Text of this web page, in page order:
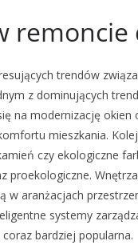
trendów
z dominujących
na modernizację
mieszkania.
czy ekologiczne
proekologiczne.
aranżacjach
systemy
bardziej popularna.